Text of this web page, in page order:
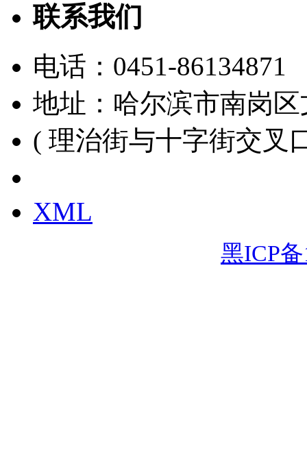
联系我们
电话： 0451-86134871
地址：哈尔滨市南岗
( 理治街与十字街交叉
XML
黑ICP备